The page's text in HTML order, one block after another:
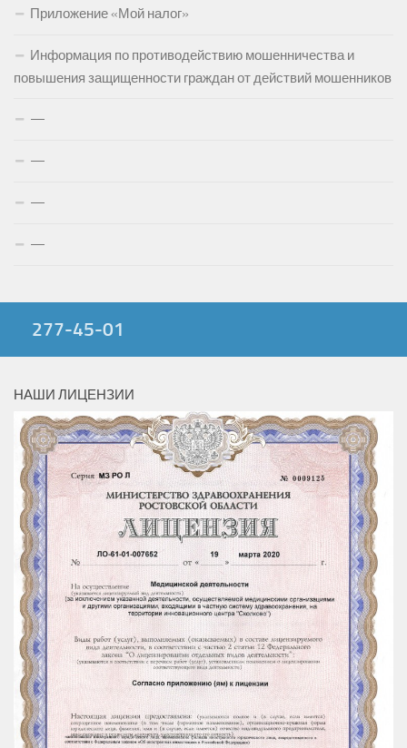
Приложение «Мой налог»
Информация по противодействию мошенничества и
повышения защищенности граждан от действий мошенников
—
—
—
—
277-45-01
НАШИ ЛИЦЕНЗИИ